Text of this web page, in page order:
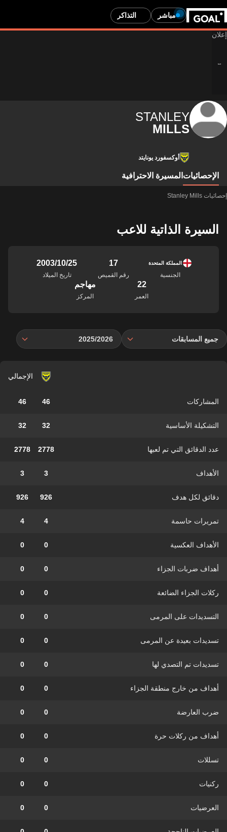
مباشر التذاكر
STANLEY
MILLS
أوكسفورد يونايتد
الإحصائيات المسيرة الاحترافية
إحصائيات Stanley Mills
السيرة الذاتية للاعب
المملكة المتحدة
الجنسية
17
رقم القميص
25‏/10‏/2003
تاريخ الميلاد
22
العمر
مهاجم
المركز
جميع المسابقات 2025/2026
الإجمالي
المشاركات 46
46
التشكيلة الأساسية 32
32
عدد الدقائق التي تم لعبها 2778
2778
الأهداف 3
3
دقائق لكل هدف 926
926
تمريرات حاسمة 4
4
الأهداف العكسية 0
0
أهداف ضربات الجزاء 0
0
ركلات الجزاء الضائعة 0
0
التسديدات على المرمى 0
0
تسديدات بعيدة عن المرمى 0
0
تسديدات تم التصدي لها 0
0
أهداف من خارج منطقة الجزاء 0
0
ضرب العارضة 0
0
أهداف من ركلات حرة 0
0
تسللات 0
0
ركنيات 0
0
العرضيات 0
0